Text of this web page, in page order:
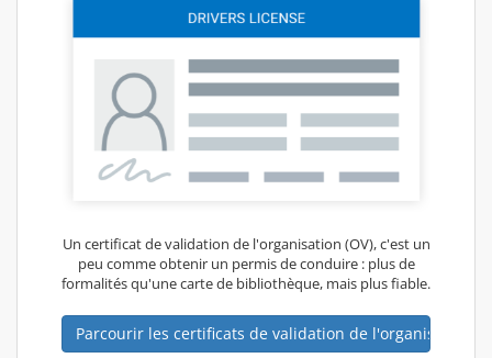
Un certificat de validation de l'organisation (OV), c'est un
peu comme obtenir un permis de conduire : plus de
formalités qu'une carte de bibliothèque, mais plus fiable.
Parcourir les certificats de validation de l'organisation